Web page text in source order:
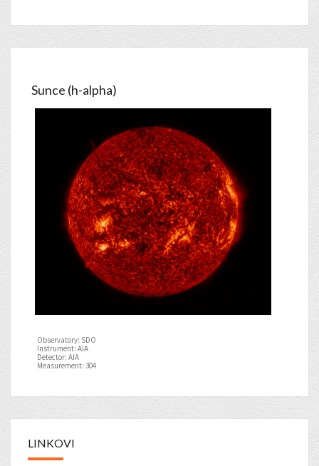
Sunce (h-alpha)
Observatory: SDO
Instrument: AIA
Detector: AIA
Measurement: 304
LINKOVI